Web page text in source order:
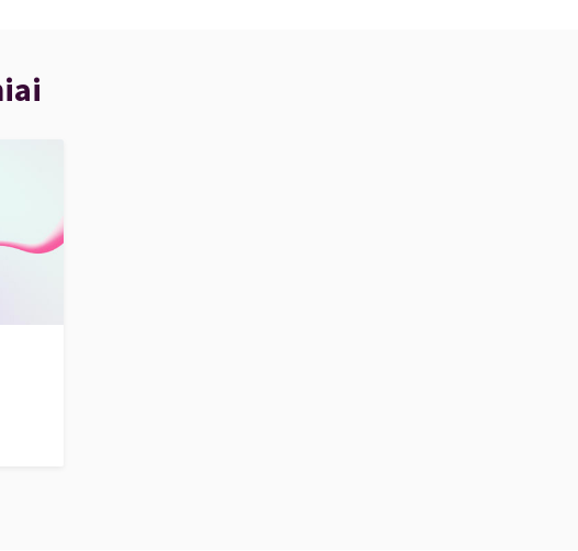
„Meditation“, „Tyli naktis“ (2019), „Nuoširdžiai Konstantinui…“ (2021).
programas yra pristatęs Anykščių, Druskininkų, Šiaulių, Panevėžio, Kauno,
bei kaimyninėje Varšuvoje. Muzikos gerbėjai gėrėjosi atlikėjų įvairių
interpretacijomis. Kai kurie opusai bei keletas dueto aranžuotų M. K.
ir 2017 m. išleistoje ansamblio kompaktinėje plokštelėje „Duo FluPia“.
FluPia“ įrašų galima paklausyti „